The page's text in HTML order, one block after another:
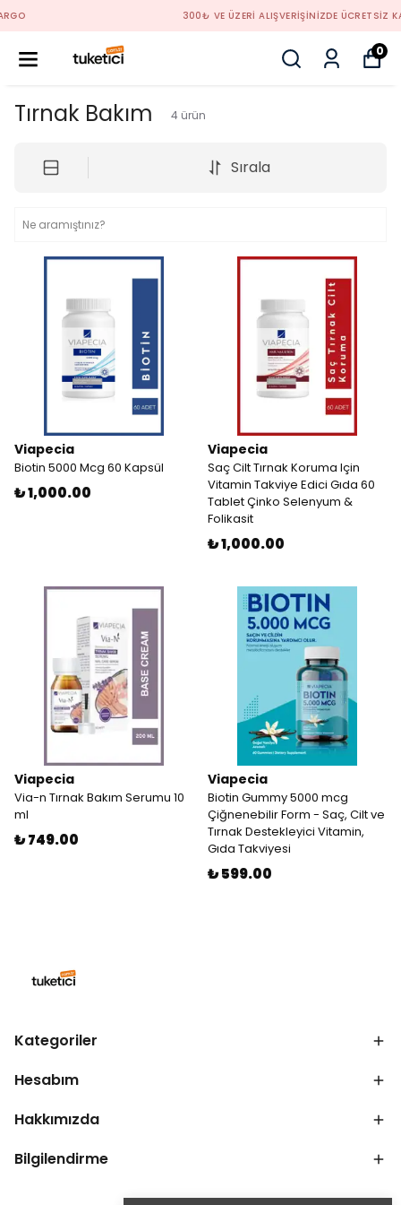
300₺ VE ÜZERİ ALIŞVERİŞİNİZDE ÜCRETSİZ KARGO
0
Tırnak Bakım 4 ürün
Sırala
Viapecia
Biotin 5000 Mcg 60 Kapsül
₺ 1,000.00
Viapecia
Saç Cilt Tırnak Koruma Için
Vitamin Takviye Edici Gıda 60
Tablet Çinko Selenyum &
Folikasit
₺ 1,000.00
Viapecia
Via-n Tırnak Bakım Serumu 10
ml
₺ 749.00
Viapecia
Biotin Gummy 5000 mcg
Çiğnenebilir Form - Saç, Cilt ve
Tırnak Destekleyici Vitamin,
Gıda Takviyesi
₺ 599.00
Kategoriler
Hesabım
Hakkımızda
Bilgilendirme